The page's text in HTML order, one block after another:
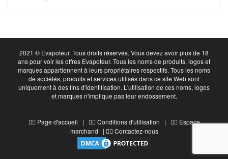
2021 © Evapoteur. Tous droits réservés. Vous devez avoir plus de 18
ans pour voir les offres Evapoteur. Tous les noms de produits, logos et
marques appartiennent à leurs propriétaires respectifs. Tous les noms
de sociétés, produits et services utilisés dans ce site Web sont
uniquement à des fins d'identification. L'utilisation de ces noms, logos
et marques n'implique pas leur endossement.
👉🏻 Page d'accueil | 👉🏻 Conditions d'utilisation | 👉🏻 Espace
marchand | 👉🏻 Contactez-nous